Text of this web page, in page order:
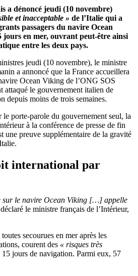
a dénoncé jeudi (10 novembre)
et inacceptable » de l’Italie qui a
passagers du navire Ocean
jours en mer, ouvrant peut-être ainsi
entre les deux pays.
jeudi (10 novembre), le ministre
a annoncé que la France accueillera
Ocean Viking de l’ONG SOS
attaqué le gouvernement italien de
depuis moins de trois semaines.
porte-parole du gouvernement seul, la
à la conférence de presse de fin
une preuve supplémentaire de la gravité
international par
sur le navire Ocean Viking […] appelle
le ministre français de l’Intérieur,
secourues en mer après les
courent des « risques très
15 jours de navigation. Parmi eux, 57